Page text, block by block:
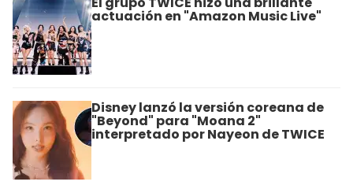
actuación en "Amazon Music Live"
Disney lanzó la versión coreana de
"Beyond" para "Moana 2"
interpretado por Nayeon de TWICE